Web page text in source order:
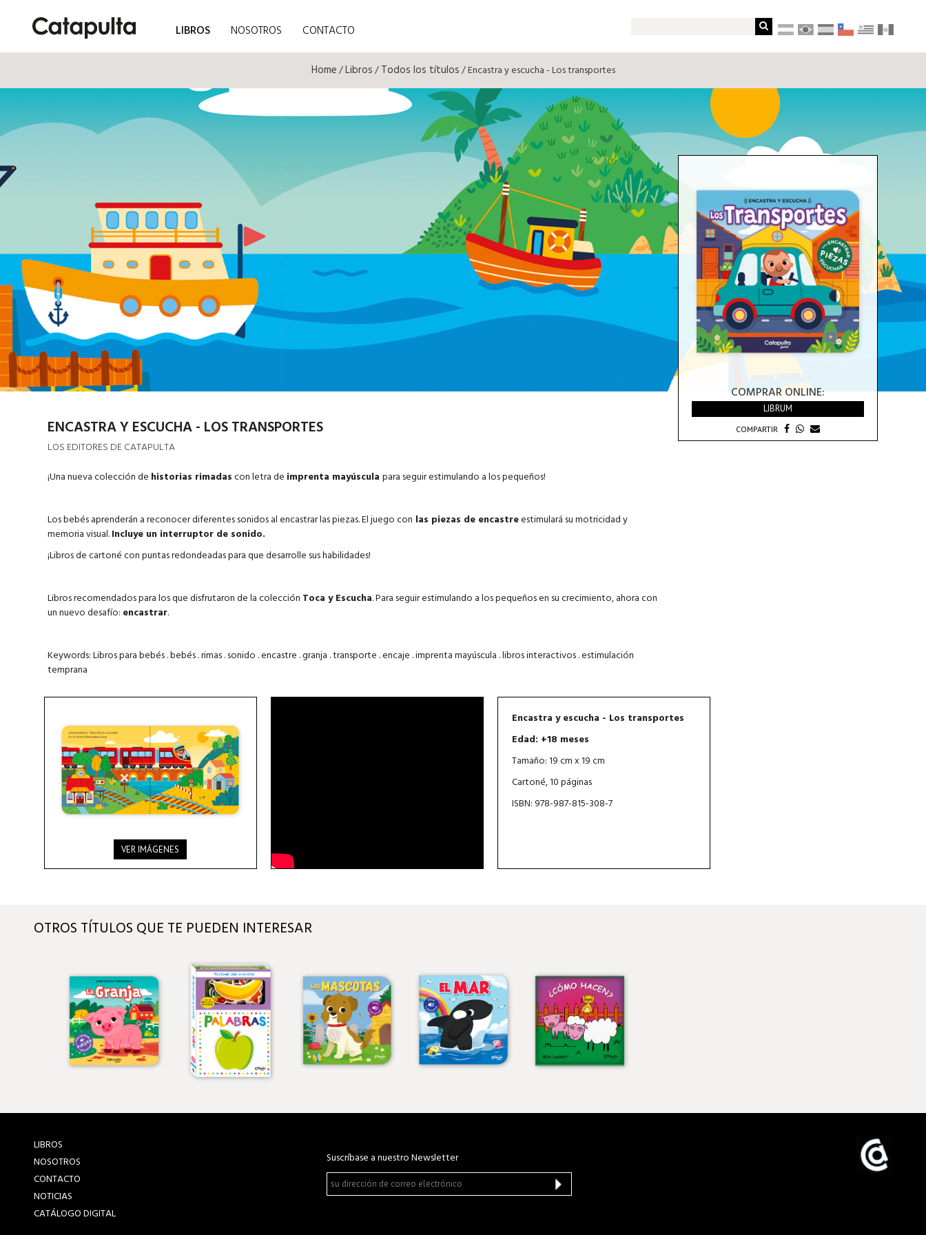
LIBROS NOSOTROS CONTACTO
Home/Libros/Todos los títulos/ Encastra y escucha - Los transportes
COMPRAR ONLINE:
LIBRUM
COMPARTIR
ENCASTRA Y ESCUCHA - LOS TRANSPORTES
LOS EDITORES DE CATAPULTA
¡Una nueva colección de historias rimadascon letra de imprenta mayúscula para seguir estimulando a los pequeños!
Los bebés aprenderán a reconocer diferentes sonidos al encastrar las piezas. El juego con las piezas de encastreestimulará su motricidad y
memoria visual.Incluye un interruptor de sonido.
¡Libros de cartoné con puntas redondeadas para que desarrolle sus habilidades!
Libros recomendados para los que disfrutaron de la colección Toca y Escucha. Para seguir estimulando a los pequeños en su crecimiento, ahora con
un nuevo desafío: encastrar.
Keywords: Libros para bebés . bebés . rimas . sonido . encastre . granja . transporte . encaje . imprenta mayúscula . libros interactivos . estimulación
temprana
VER IMÁGENES
Encastra y escucha - Los transportes
Edad: +18 meses
Tamaño: 19 cm x 19 cm
Cartoné, 10 páginas
ISBN: 978-987-815-308-7
OTROS TÍTULOS QUE TE PUEDEN INTERESAR
LIBROS
NOSOTROS
CONTACTO
NOTICIAS
CATÁLOGO DIGITAL
Suscríbase a nuestro Newsletter